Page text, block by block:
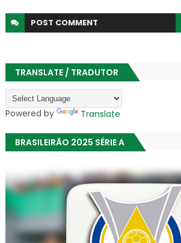
POST COMMENT
TRANSLATE / TRADUTOR
Powered by Translate
BRASILEIRÃO 2025 SÉRIE A